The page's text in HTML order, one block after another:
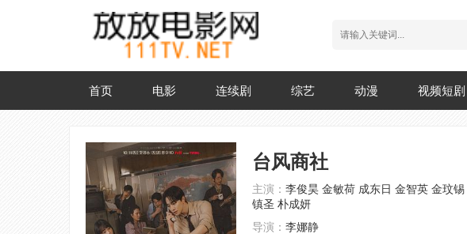
首页 电影 连续剧 综艺 动漫 视频短剧
台风商社
主演： 李俊昊 金敏荷 成东日 金智英 金玟锡
镇圣 朴成妍
导演： 李娜静